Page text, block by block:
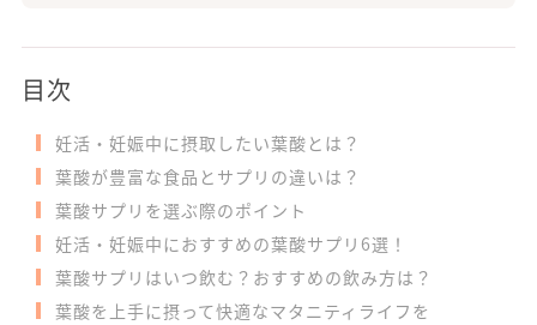
目次
妊活・妊娠中に摂取したい葉酸とは？
葉酸が豊富な食品とサプリの違いは？
葉酸サプリを選ぶ際のポイント
妊活・妊娠中におすすめの葉酸サプリ6選！
葉酸サプリはいつ飲む？おすすめの飲み方は？
葉酸を上手に摂って快適なマタニティライフを